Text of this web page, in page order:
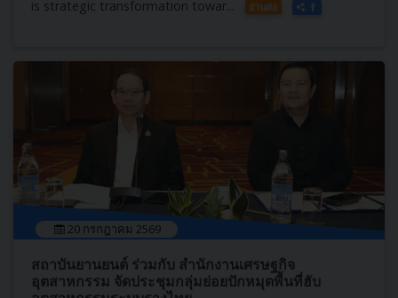
is strategic transformation towar... อ่านต่อ
20 กรกฎาคม 2569
สถาบันยานยนต์ ร่วมกับ สำนักงานเศรษฐกิจ
อุตสาหกรรม จัดประชุมกลุ่มย่อยปักหมุดพื้นที่ฮับ